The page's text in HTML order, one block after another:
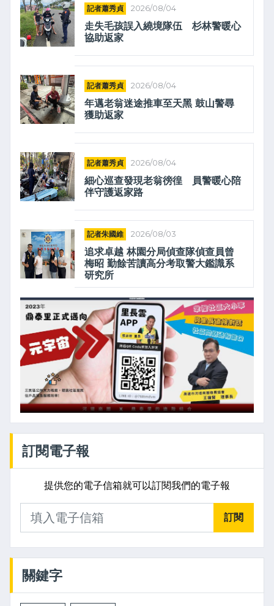
記者蕭秀貞 2026/08/04
走失毛孩誤入繞境隊伍 杉林警暖心
協助返家
記者蕭秀貞 2026/08/04
年邁老翁迷途推車至天黑 鼓山警尋
獲助返家
記者蕭秀貞 2026/08/04
細心巡查發現老翁徬徨 員警暖心陪
伴守護返家路
記者朱國維 2026/08/03
追求卓越 林園分局偵查隊偵查員曾
梅昭 勤餘苦讀高分考取警大鑑識系
研究所
訂閱電子報
提供您的電子信箱就可以訂閱我們的電子報
訂閱
關鍵字